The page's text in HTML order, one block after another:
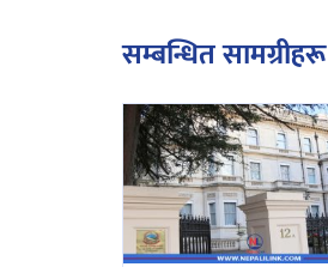
सम्बन्धित सामग्रीहरू